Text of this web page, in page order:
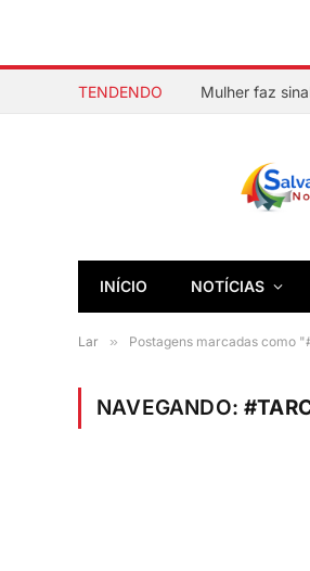
TENDENDO
INÍCIO NOTÍCIAS
Lar » Postagens marcadas como
NAVEGANDO: